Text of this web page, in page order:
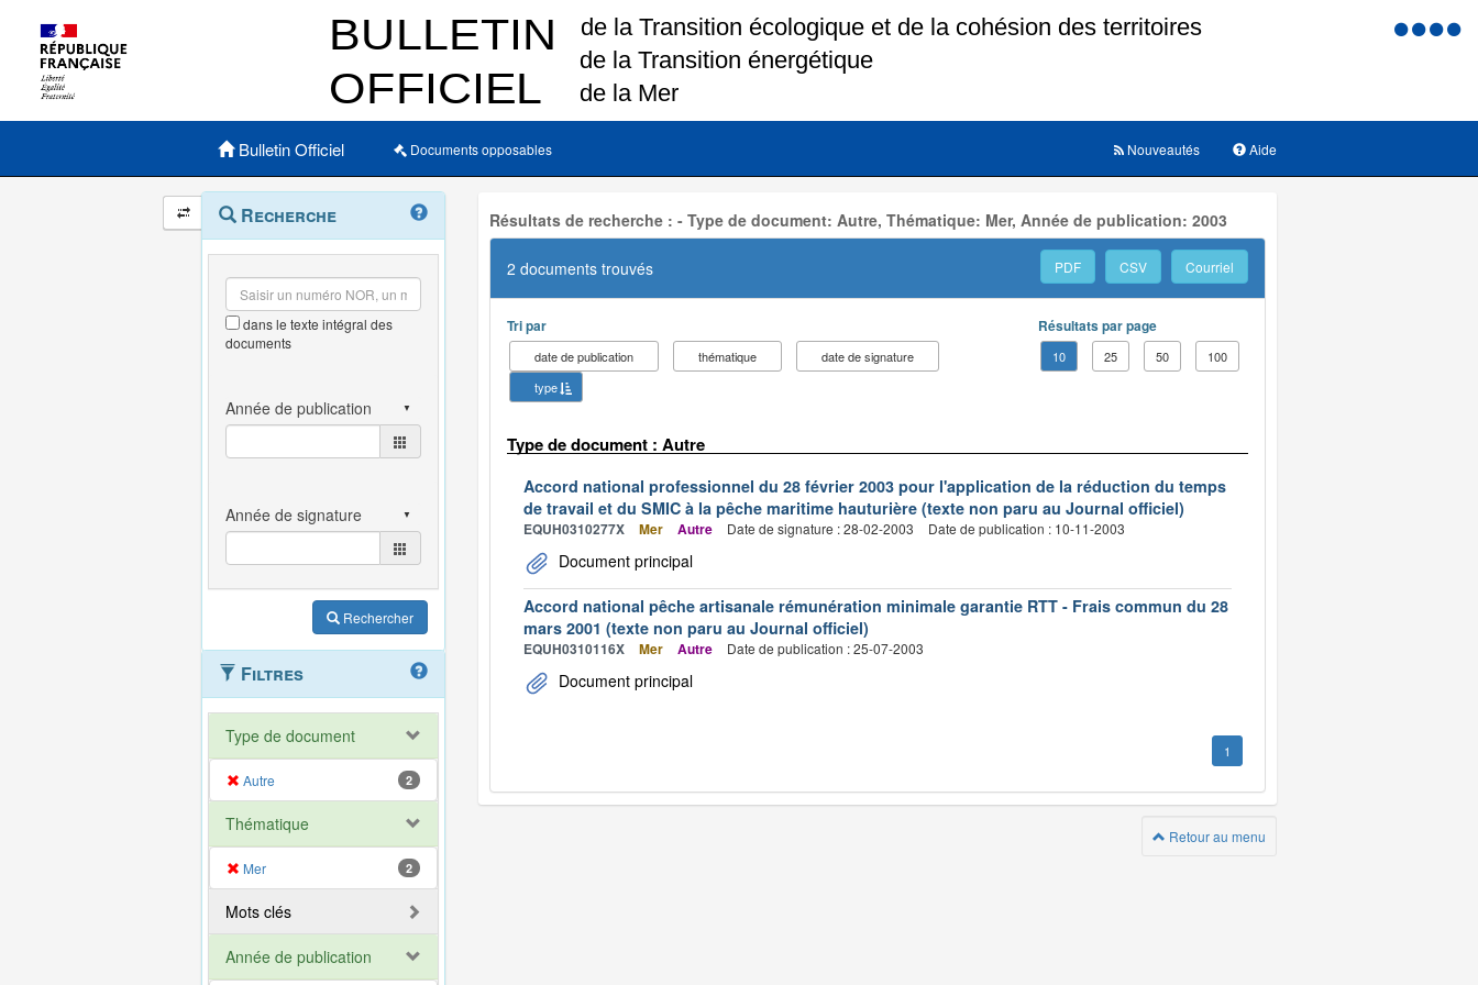
Menu
Menu principal
Bulletin Officiel Documents opposables Aide
Nouveautés
Navigation
et
outils
annexes
Menu
contextuel
Recherche
dans le texte intégral des
documents
Rechercher
Filtres
Type de document
Autre 2
Thématique
Mer 2
Mots clés
Année de publication
Résultats de recherche : - Type de document: Autre, Thématique: Mer, Année de publication: 2003
2 documents trouvés PDF CSV Courriel
Tri par
date de publication thématique
date de signature
type
Résultats par page
10 25 50 100
Type de document : Autre
Accord national professionnel du 28 février 2003 pour l'application de la réduction du temps
de travail et du SMIC à la pêche maritime hauturière (texte non paru au Journal officiel)
EQUH0310277X Mer Autre Date de signature : 28-02-2003 Date de publication : 10-11-2003
Document principal
Accord national pêche artisanale rémunération minimale garantie RTT - Frais commun du 28
mars 2001 (texte non paru au Journal officiel)
EQUH0310116X Mer Autre Date de publication : 25-07-2003
Document principal
1
Retour au menu